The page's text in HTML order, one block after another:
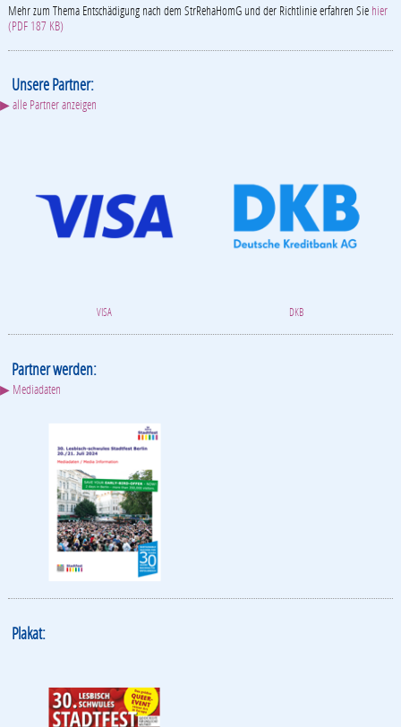
Mehr zum Thema Entschädigung nach dem StrRehaHomG und der Richtlinie erfahren Sie hier
(PDF 187 KB)
Unsere Partner:
▶ alle Partner anzeigen
VISA DKB
Partner werden:
▶ Mediadaten
Plakat: